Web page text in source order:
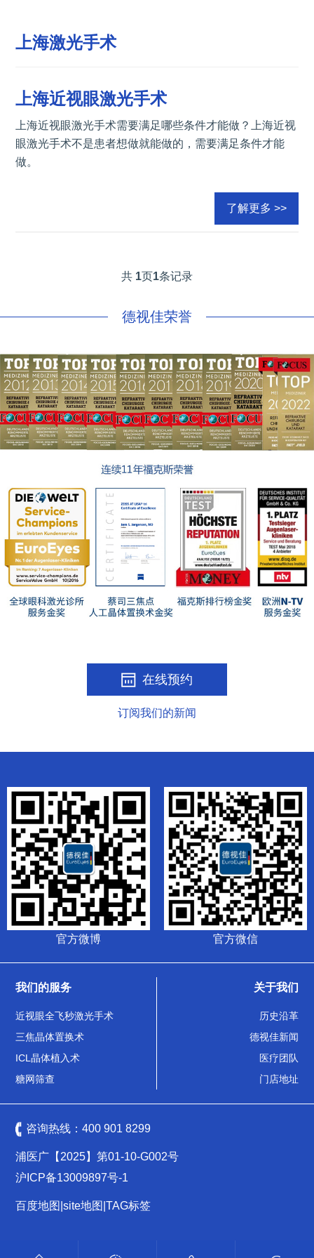
上海激光手术
上海近视眼激光手术
上海近视眼激光手术需要满足哪些条件才能做？上海近视
眼激光手术不是患者想做就能做的，需要满足条件才能
做。
了解更多 >>
共 1页1条记录
德视佳荣誉
在线预约
订阅我们的新闻
官方微博 官方微信
我们的服务
近视眼全飞秒激光手术
三焦晶体置换术
ICL晶体植入术
糖网筛查
关于我们
历史沿革
德视佳新闻
医疗团队
门店地址
咨询热线：400 901 8299
浦医广【2025】第01-10-G002号
沪ICP备13009897号-1
百度地图 |site地图 |TAG标签